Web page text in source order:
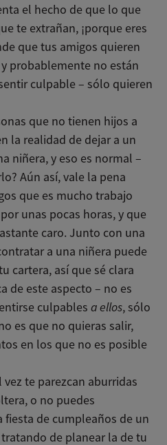
el hecho de que lo que
te extrañan, ¡porque eres
que tus amigos quieren
probablemente no están
culpable – sólo quieren
que no tienen hijos a
la realidad de dejar a un
niñera, y eso es normal –
Aún así, vale la pena
que es mucho trabajo
unas pocas horas, y que
caro. Junto con una
a una niñera puede
cartera, así que sé clara
de este aspecto – no es
culpablesa ellos, sólo
es que no quieras salir,
en los que no es posible
vez te parezcan aburridas
o no puedes
fiesta de cumpleaños de un
de planear la de tu